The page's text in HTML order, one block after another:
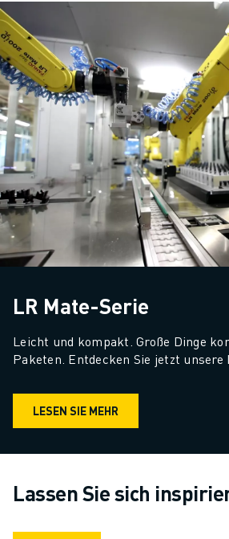
LR Mate-Serie
Leicht und kompakt. Große Dinge
Paketen. Entdecken Sie jetzt unsere
LESEN SIE MEHR
Lassen Sie sich